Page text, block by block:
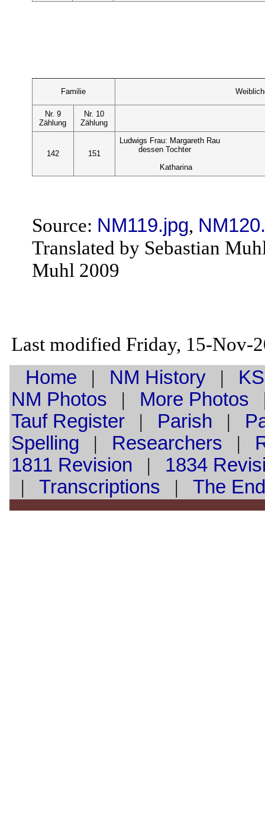
Familie
Nr. 9
Zählung
Nr. 10
Zählung
142 151
Ludwigs Frau: Margareth Rau
dessen Tochter
Katharina
Source: NM119.jpg,
Translated by Sebastian
Muhl 2009
Last modified Friday, 15-Nov-
Home | NM History|
NM Photos | More Photos
TaufRegister| Parish |
Spelling | Researchers |
1811 Revision | 1834
| Transcriptions | The End